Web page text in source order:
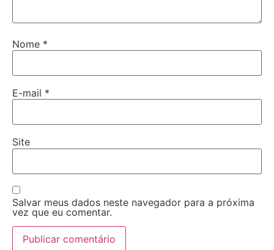
Nome *
E-mail *
Site
Salvar meus dados neste navegador para a próxima
vez que eu comentar.